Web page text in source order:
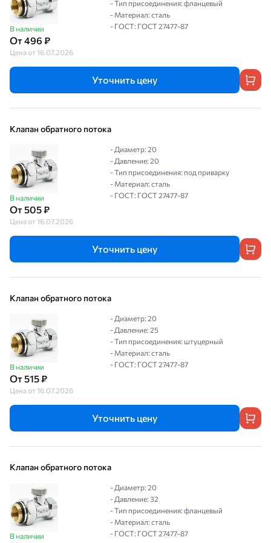
В наличии
От 496 ₽
Цена от 16.07.2026
- Тип присоединения: фланцевый
- Материал: сталь
- ГОСТ: ГОСТ 27477-87
Уточнить цену
Клапан обратного потока
В наличии
От 505 ₽
Цена от 16.07.2026
- Диаметр: 20
- Давление: 20
- Тип присоединения: под приварку
- Материал: сталь
- ГОСТ: ГОСТ 27477-87
Уточнить цену
Клапан обратного потока
В наличии
От 515 ₽
Цена от 16.07.2026
- Диаметр: 20
- Давление: 25
- Тип присоединения: штуцерный
- Материал: сталь
- ГОСТ: ГОСТ 27477-87
Уточнить цену
Клапан обратного потока
В наличии
- Диаметр: 20
- Давление: 32
- Тип присоединения: фланцевый
- Материал: сталь
- ГОСТ: ГОСТ 27477-87